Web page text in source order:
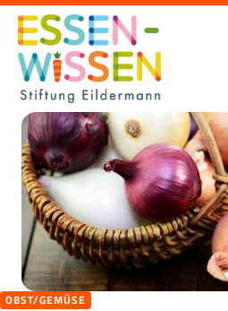
Zum
Inhalt
springen
OBST/GEMÜSE